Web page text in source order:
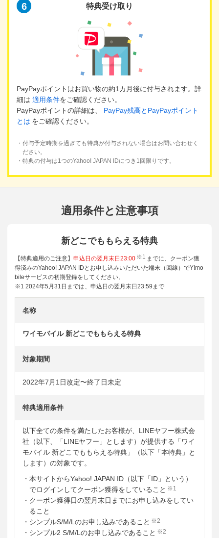
6 特典受け取り
PayPayポイントはお買い物の約1カ月後に付与されます。詳
細は 適用条件をご確認ください。
PayPayポイントの詳細は、
PayPay残高とPayPayポイント
とは をご確認ください。
・付与予定時期を過ぎても特典が付与されない場合はお問い合わせく
ださい。
・特典の付与は1つのYahoo! JAPAN IDにつき1回限りです。
適用条件と注意事項
新どこでももらえる特典
【特典適用のご注意】 申込日の翌月末日23:00 ※1 までに、クーポン獲
得済みのYahoo! JAPAN IDとお申し込みいただいた端末（回線）でY!mo
bileサービスの初期登録をしてください。
※1 2024年5月31日までは、申込日の翌月末日23:59まで
名称
ワイモバイル 新どこでももらえる特典
対象期間
2022年7月1日改定〜終了日未定
特典適用条件
以下全ての条件を満たしたお客様が、LINEヤフー株式会
社（以下、「LINEヤフー」とします）が提供する「ワイ
モバイル 新どこでももらえる特典」（以下「本特典」と
します）の対象です。
・本サイトからYahoo! JAPAN ID（以下「ID」という）
でログインしてクーポン獲得をしていること ※1
・クーポン獲得日の翌月末日までにお申し込みをしてい
ること
・シンプルS/M/Lのお申し込みであること ※2
・シンプル2 S/M/Lのお申し込みであること ※2